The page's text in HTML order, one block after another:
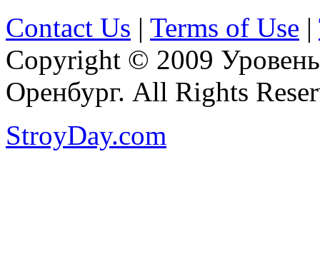
Contact Us | Terms of Use |
Copyright © 2009
Оренбург. All Rights
StroyDay.com